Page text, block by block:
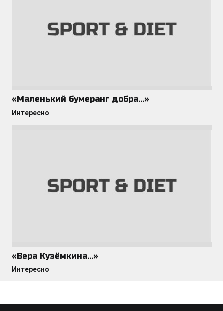
«Маленький бумеранг добра…»
Интересно
«Вера Кузёмкина…»
Интересно